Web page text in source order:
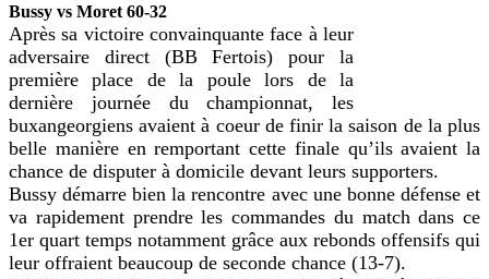
Bussy vs Moret 60-32
Après sa victoire convainquante face à leur
adversaire direct (BB Fertois) pour la
première place de la poule lors de la
dernière journée du championnat, les
buxangeorgiens avaient à coeur de finir la saison de la plus
belle manière en remportant cette finale qu’ils avaient la
chance de disputer à domicile devant leurs supporters.
Bussy démarre bien la rencontre avec une bonne défense et
va rapidement prendre les commandes du match dans ce
1er quart temps notamment grâce aux rebonds offensifs qui
leur offraient beaucoup de seconde chance (13-7).